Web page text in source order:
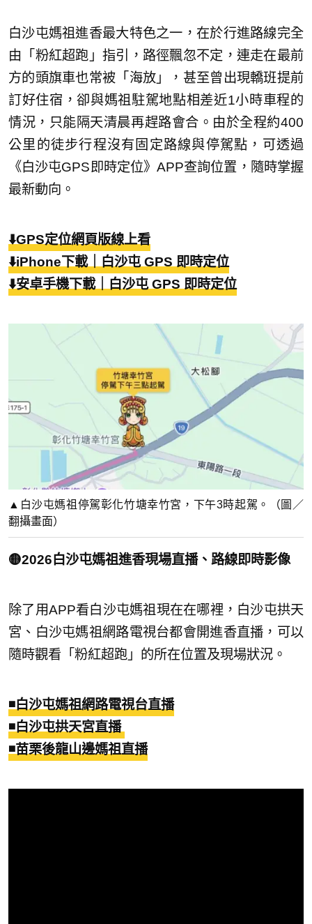
白沙屯媽祖進香最大特色之一，在於行進路線完全
由「粉紅超跑」指引，路徑飄忽不定，連走在最前
方的頭旗車也常被「海放」，甚至曾出現轎班提前
訂好住宿，卻與媽祖駐駕地點相差近1小時車程的
情況，只能隔天清晨再趕路會合。由於全程約400
公里的徒步行程沒有固定路線與停駕點，可透過
《白沙屯GPS即時定位》APP查詢位置，隨時掌握
最新動向。
⬇️GPS定位網頁版線上看
⬇️iPhone下載｜白沙屯 GPS 即時定位
⬇️安卓手機下載｜白沙屯 GPS 即時定位
▲白沙屯媽祖停駕彰化竹塘幸竹宮，下午3時起駕。（圖／
翻攝畫面）
🟡2026白沙屯媽祖進香現場直播、路線即時影像
除了用APP看白沙屯媽祖現在在哪裡，白沙屯拱天
宮、白沙屯媽祖網路電視台都會開進香直播，可以
隨時觀看「粉紅超跑」的所在位置及現場狀況。
◾白沙屯媽祖網路電視台直播
◾白沙屯拱天宮直播
◾苗栗後龍山邊媽祖直播